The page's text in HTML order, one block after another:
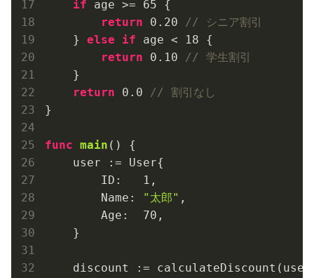
if age >= 65 {
return
0.20
// シニア割引
    }
else if age < 18 {
return
0.10
// 学生割引
    }
return
0.0
// 割引なし
}
func main ()
{
    user := User{
        ID:
1 ,
        Name:
"太郎" ,
        Age:
70 ,
    }
discount :=